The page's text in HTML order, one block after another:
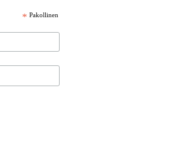
* Pakollinen